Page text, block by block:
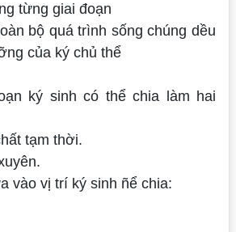
từng giai đoạn
bộ quá trình sống chúng dều
của ký chủ thể
ký sinh có thể chia làm hai
tạm thời.
vào vị trí ký sinh ñể chia: